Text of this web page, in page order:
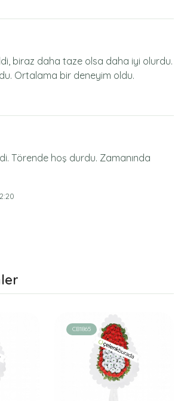
biraz daha taze olsa daha iyi olurdu.
Ortalama bir deneyim oldu.
Törende hoş durdu. Zamanında
CB1865